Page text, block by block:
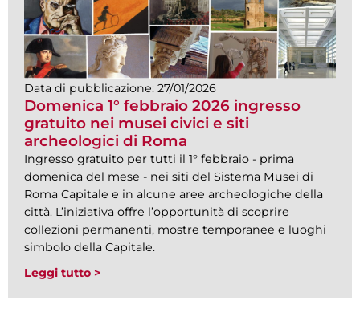
Data di pubblicazione: 27/01/2026
Domenica 1° febbraio 2026 ingresso
gratuito nei musei civici e siti
archeologici di Roma
Ingresso gratuito per tutti il 1° febbraio - prima
domenica del mese - nei siti del Sistema Musei di
Roma Capitale e in alcune aree archeologiche della
città. L’iniziativa offre l’opportunità di scoprire
collezioni permanenti, mostre temporanee e luoghi
simbolo della Capitale.
Leggi tutto >